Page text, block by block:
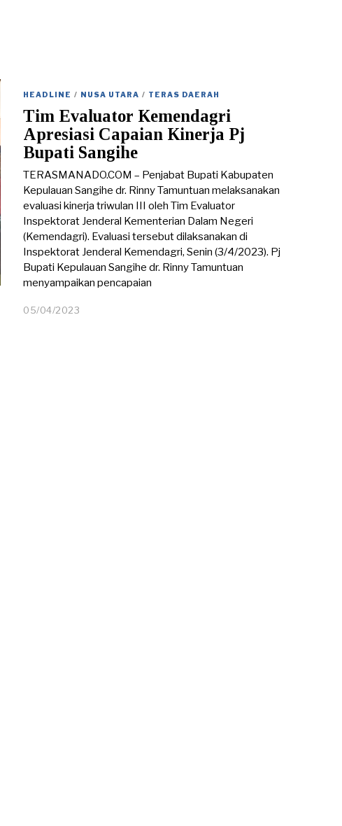
HEADLINE / NUSA UTARA / TERAS DAERAH
Tim Evaluator Kemendagri
Apresiasi Capaian Kinerja Pj
Bupati Sangihe
TERASMANADO.COM – Penjabat Bupati Kabupaten
Kepulauan Sangihe dr. Rinny Tamuntuan melaksanakan
evaluasi kinerja triwulan III oleh Tim Evaluator
Inspektorat Jenderal Kementerian Dalam Negeri
(Kemendagri). Evaluasi tersebut dilaksanakan di
Inspektorat Jenderal Kemendagri, Senin (3/4/2023). Pj
Bupati Kepulauan Sangihe dr. Rinny Tamuntuan
menyampaikan pencapaian
05/04/2023